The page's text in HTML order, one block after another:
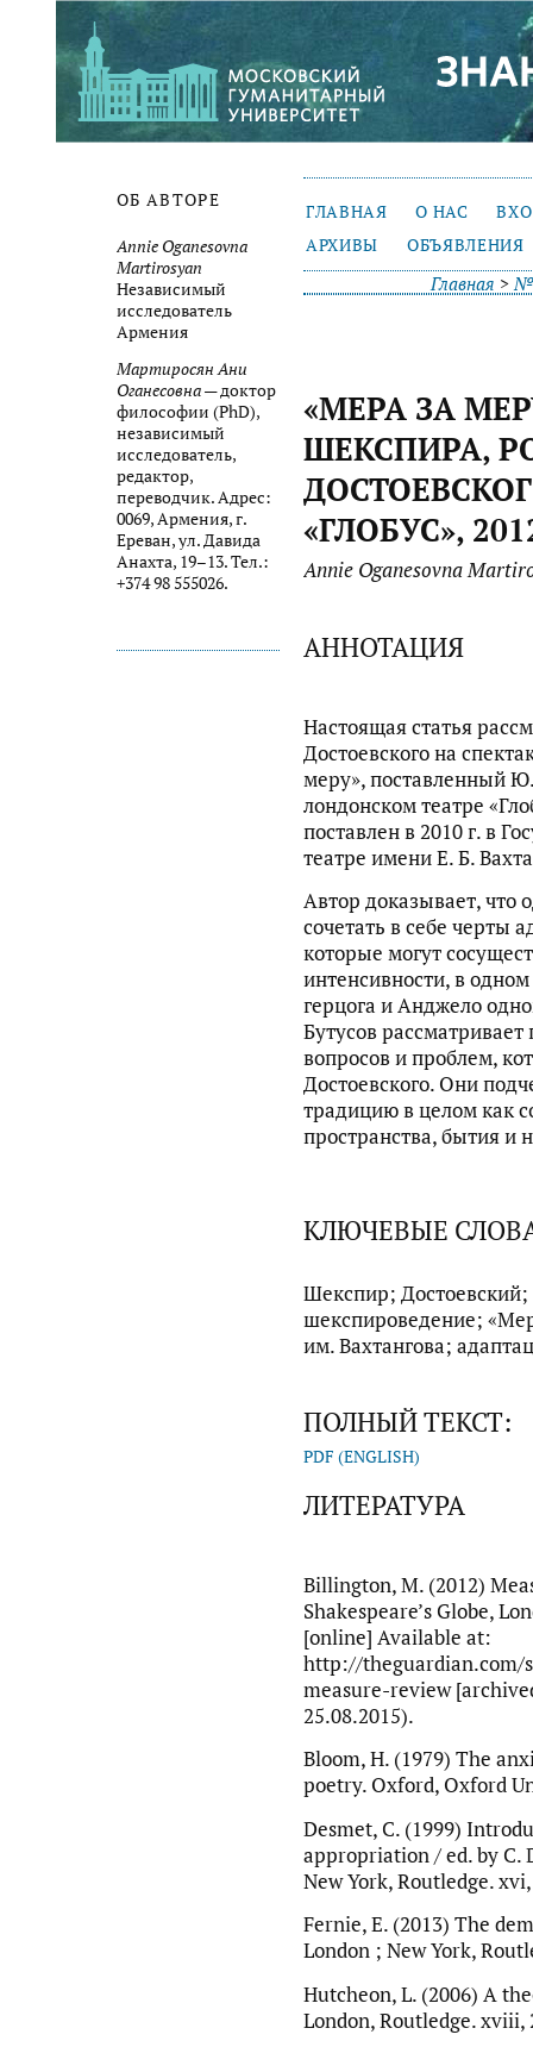
ОБ АВТОРЕ
Annie Oganesovna
Martirosyan
Независимый
исследователь
Армения
Мартиросян Ани
Оганесовна —доктор
философии (PhD),
независимый
исследователь,
редактор,
переводчик. Адрес:
0069, Армения, г.
Ереван, ул. Давида
Анахта, 19–13. Тел.:
+374 98 555026.
ГЛАВНАЯ О НАС
АРХИВЫ
ОБЪЯВЛЕНИЯ
Главная >№
«МЕРА ЗА
ШЕКСПИРА,
«ГЛОБУС»,
Annie Oganesovna
АННОТАЦИЯ
Настоящая статья
Достоевского на
меру», поставленный
лондонском театре
поставлен в 2010 г. в
театре имени Е. Б.
Автор доказывает, что
сочетать в себе черты
которые могут
интенсивности, в
герцога и Анджело
Бутусов
вопросов и проблем,
Достоевского. Они
традицию в целом как
пространства, бытия и
КЛЮЧЕВЫЕ
Шекспир; Достоевский;
шекспироведение;
им. Вахтангова;
ПОЛНЫЙ ТЕКСТ:
PDF (ENGLISH)
ЛИТЕРАТУРА
Billington, M. (2012)
Shakespeare’s Globe,
[online] Available at:
http://theguardian.com/
measure-review
25.08.2015).
Bloom, H. (1979) The
poetry. Oxford, Oxford
Desmet, C. (1999)
appropriation / ed. by C.
New York, Routledge.
Fernie, E. (2013) The
London ; New York,
Hutcheon, L. (2006) A
London, Routledge. xviii,